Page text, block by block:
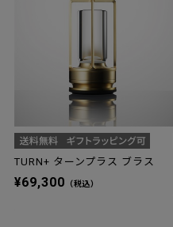
TURN+ ターンプラス ブラス
¥69,300 （税込）